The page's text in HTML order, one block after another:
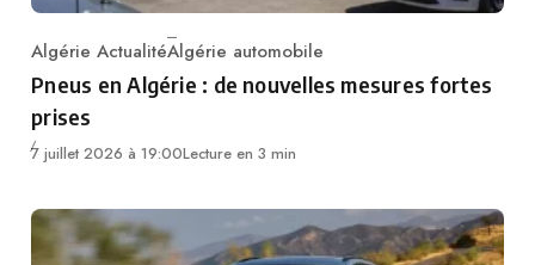
Category
Algérie ActualitéAlgérie automobile
Pneus en Algérie : de nouvelles mesures fortes
prises
7 juillet 2026 à 19:00Lecture en 3 min